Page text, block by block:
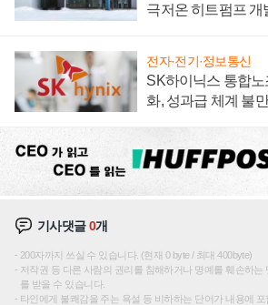
극저온 히트펌프 개
전자·전기·정보통신
SK하이닉스 통합
화, 성과급 체계 불
기사댓글0개
200자까지 쓰실 수 있습니다. (현재 0 byte / 최대 400byte)
저작권 등 다른 사람의 권리를 침해하거나 명예를 훼손하는
를 받을 수 있습니다.
타인에게 불쾌감을 주는 욕설 등 비하하는 단어가 내용에